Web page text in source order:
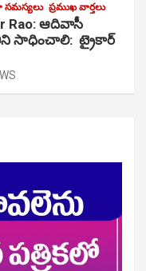
సమస్యలు ప్రముఖ వార్తలు
Rao: ఆదివాసీ
సాధించాలి: ట్రైకార్